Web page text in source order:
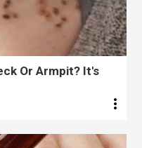
Or Armpit? It's